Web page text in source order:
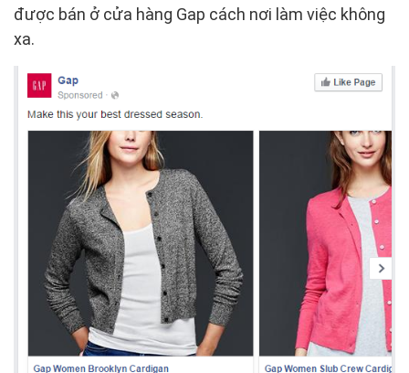
được bán ở cửa hàng Gap cách nơi làm việc không
xa.